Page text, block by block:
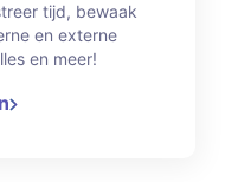
tijd, bewaak
en externe
en meer!